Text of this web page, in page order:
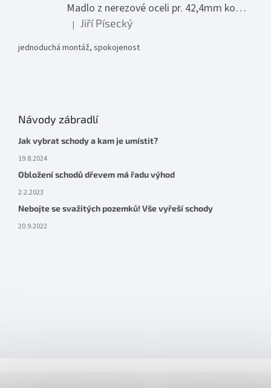
Madlo z nerezové oceli pr. 42,4mm komplet - model 0116 - 3000mm
Hodnocení produktu je 5 z 5 hvězdiček.
| Jiří Písecký
jednoduchá montáž, spokojenost
Návody zábradlí
Jak vybrat schody a kam je umístit?
19.8.2024
Obložení schodů dřevem má řadu výhod
2.2.2023
Nebojte se svažitých pozemků! Vše vyřeší schody
20.9.2022